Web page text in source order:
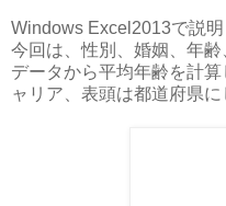
Windows Excel2013で説明
今回は、性別、婚姻、年
データから平均年齢を計
ャリア、表頭は都道府県に